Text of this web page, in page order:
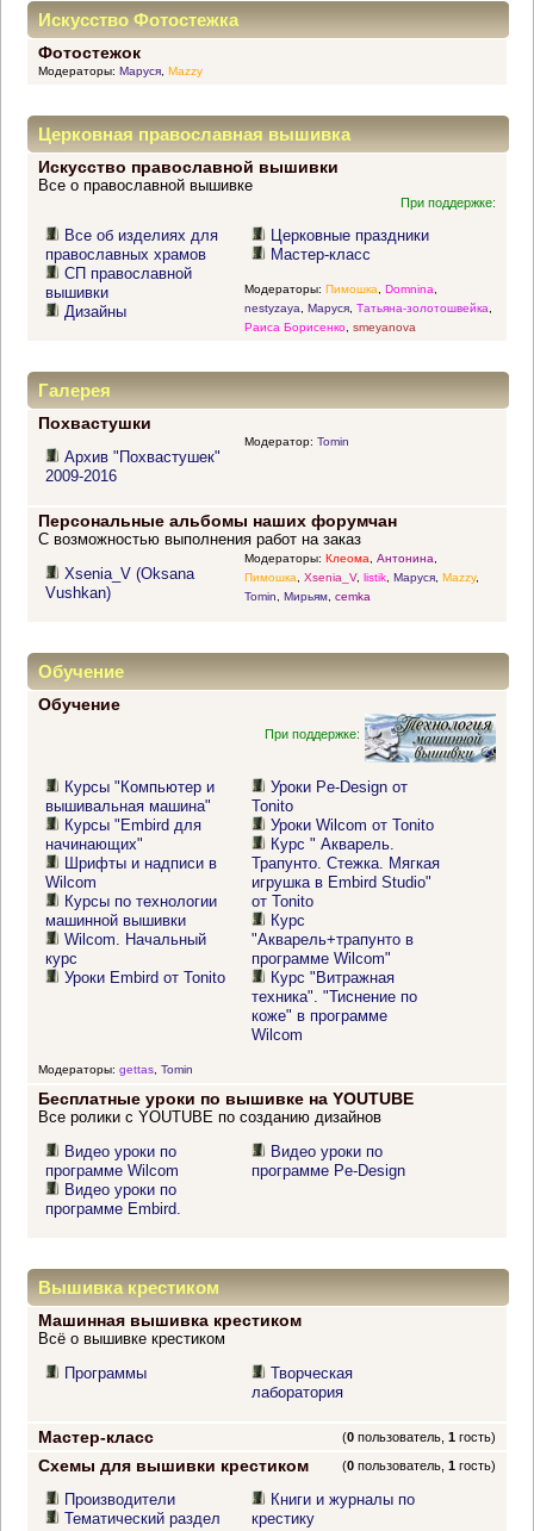
Искусство Фотостежка
Фотостежок
Модераторы: Маруся, Mazzy
Церковная православная вышивка
Искусство православной вышивки
Все о православной вышивке
При поддержке:
Все об изделиях для
православных храмов
СП православной
вышивки
Дизайны
Церковные праздники
Мастер-класс
Модераторы: Пимошка Domnina
nestyzaya
Маруся, Татьяна-золотошвейка
Раиса Борисенко, smeyanova
Галерея
Похвастушки
Архив "Похвастушек"
2009-2016
Модератор: Tomin
Персональные альбомы наших форумчан
С возможностью выполнения работ на заказ
Xsenia_V (Oksana
Vushkan)
Модераторы: Клеома, Антонина,
Пимошка, Xsenia_V, listik, Маруся, Mazzy,
Tomin, Мирьям, cemka
Обучение
Обучение
При поддержке:
Курсы "Компьютер и
вышивальная машина"
Курсы "Embird для
начинающих"
Шрифты и надписи в
Wilcom
Курсы по технологии
машинной вышивки
Wilcom. Начальный
курс
Уроки Embird от Tonito
Уроки Pe-Design от
Tonito
Уроки Wilcom от Tonito
Курс " Акварель.
Трапунто. Стежка. Мягкая
игрушка в Embird Studio"
от Tonito
Курс
"Акварель+трапунто в
программе Wilcom"
Курс "Витражная
техника". "Тиснение по
коже" в программе
Wilcom
Модераторы: gettas, Tomin
Бесплатные уроки по вышивке на YOUTUBE
Все ролики с YOUTUBE по созданию дизайнов
Видео уроки по
программе Wilcom
Видео уроки по
программе Embird.
Видео уроки по
программе Pe-Design
Вышивка крестиком
Машинная вышивка крестиком
Всё о вышивке крестиком
Программы
Творческая
лаборатория
Мастер-класс (0 пользователь,1 гость)
Схемы для вышивки крестиком (0 пользователь,1 гость)
Производители
Тематический раздел
Книги и журналы по
крестику